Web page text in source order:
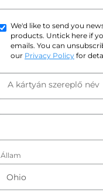
We'd like to send you
products. Untick here if
emails. You can
our Privacy Policy for
A kártyán szereplő név
Állam